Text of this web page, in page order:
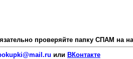
проверяйте папку СПАМ на
или ВКонтакте